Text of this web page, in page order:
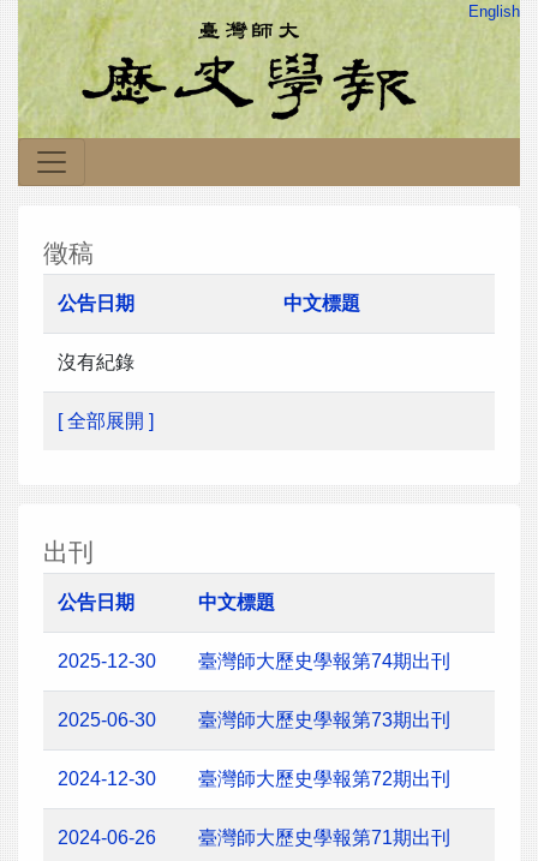
English
徵稿
公告日期 中文標題
沒有紀錄
[ 全部展開 ]
出刊
公告日期 中文標題
2025-12-30 臺灣師大歷史學報第74期出刊
2025-06-30 臺灣師大歷史學報第73期出刊
2024-12-30 臺灣師大歷史學報第72期出刊
2024-06-26 臺灣師大歷史學報第71期出刊